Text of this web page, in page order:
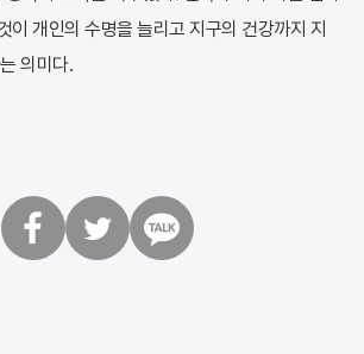
이 개인의 수명을 늘리고 지구의 건강까지 지
의미다.